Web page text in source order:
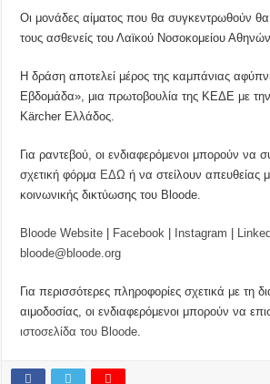
Οι μονάδες αίματος που θα συγκεντρωθούν
τους ασθενείς του Λαϊκού Νοσοκομείου Αθηνών.
Η δράση αποτελεί μέρος της καμπάνιας
Εβδομάδα», μια πρωτοβουλία της ΚΕΔΕ με την
Kärcher Ελλάδος.
Για ραντεβού, οι ενδιαφερόμενοι μπορούν να
σχετική φόρμα ΕΔΩ ή να στείλουν απευθείας
κοινωνικής δικτύωσης του Bloode.
Bloode Website | Facebook | Instagram |
bloode@bloode.org
Για περισσότερες πληροφορίες σχετικά με τη
αιμοδοσίας, οι ενδιαφερόμενοι μπορούν να
ιστοσελίδα του Bloode